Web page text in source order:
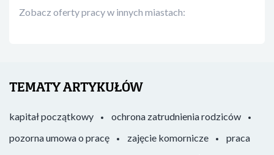
Zobacz oferty pracy w innych miastach:
TEMATY ARTYKUŁÓW
kapitał początkowy
ochrona zatrudnienia rodziców
pozorna umowa o pracę
zajęcie komornicze
praca